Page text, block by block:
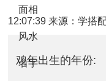
面相
风水
名字
12:07:39 来源：学搭
鸡年出生的年份: